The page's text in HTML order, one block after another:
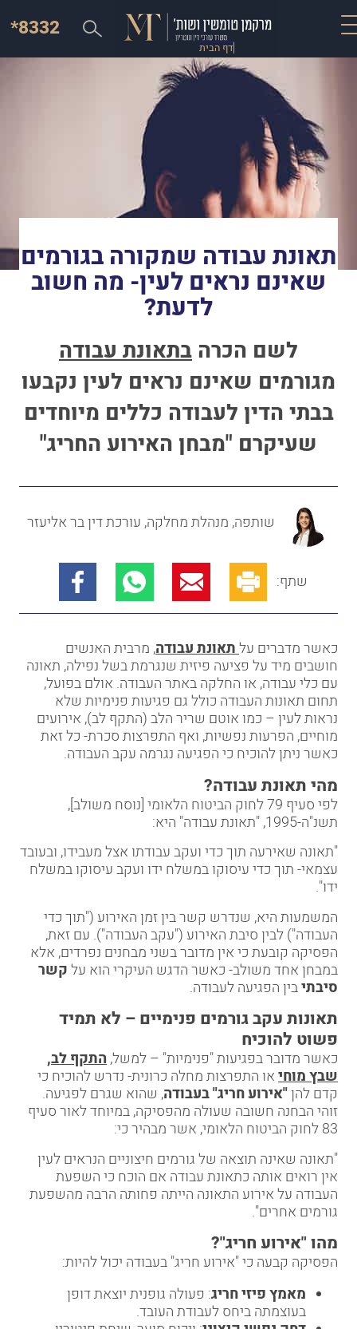
דף הבית
*8332
תאונת עבודה שמקורה בגורמים
שאינם נראים לעין- מה חשוב
לדעת?
לשם הכרה בתאונת עבודה
מגורמים שאינם נראים לעין נקבעו
בבתי הדין לעבודה כללים מיוחדים
שעיקרם "מבחן האירוע החריג"
שותפה, מנהלת מחלקה, עורכת דין בר אליעזר
שתף:
כאשר מדברים עלתאונת עבודה, מרבית האנשים
חושבים מיד על פציעה פיזית שנגרמת בשל נפילה, תאונה
עם כלי עבודה, או החלקה באתר העבודה. אולם בפועל,
תחום תאונות העבודה כולל גם פגיעות פנימיות שלא
נראות לעין – כמו אוטם שריר הלב (התקף לב), אירועים
מוחיים, הפרעות נפשיות, ואף התפרצות סכרת- כל זאת
כאשר ניתן להוכיח כי הפגיעה נגרמה עקב העבודה.
מהי תאונת עבודה?
לפי סעיף 79 לחוק הביטוח הלאומי [נוסח משולב],
תשנ"ה-1995, "תאונת עבודה" היא:
"תאונה שאירעה תוך כדי ועקב עבודתו אצל מעבידו, ובעובד
עצמאי- תוך כדי עיסוקו במשלח ידו ועקב עיסוקו במשלח
ידו".
המשמעות היא, שנדרש קשר בין זמן האירוע ("תוך כדי
העבודה") לבין סיבת האירוע ("עקב העבודה"). עם זאת,
הפסיקה קובעת כי אין מדובר בשני מבחנים נפרדים, אלא
במבחן אחד משולב- כאשר הדגש העיקרי הוא עלקשר
סיבתיבין הפגיעה לעבודה.
תאונות עקב גורמים פנימיים – לא תמיד
פשוט להוכיח
כאשר מדובר בפגיעות "פנימיות" – למשל,התקף לב,
שבץ מוחיאו התפרצות מחלה כרונית- נדרש להוכיח כי
קדם להן"אירוע חריג" בעבודה, שהוא שגרם לפגיעה.
זוהי הבחנה חשובה שעולה מהפסיקה, במיוחד לאור סעיף
83 לחוק הביטוח הלאומי, אשר מבהיר כי:
"תאונה שאינה תוצאה של גורמים חיצוניים הנראים לעין
אין רואים אותה כתאונת עבודה אם הוכח כי השפעת
העבודה על אירוע התאונה הייתה פחותה הרבה מהשפעת
גורמים אחרים".
מהו "אירוע חריג"?
הפסיקה קבעה כי "אירוע חריג" בעבודה יכול להיות:
מאמץ פיזי חריג: פעולה גופנית יוצאת דופן
בעוצמתה ביחס לעבודת העובד.